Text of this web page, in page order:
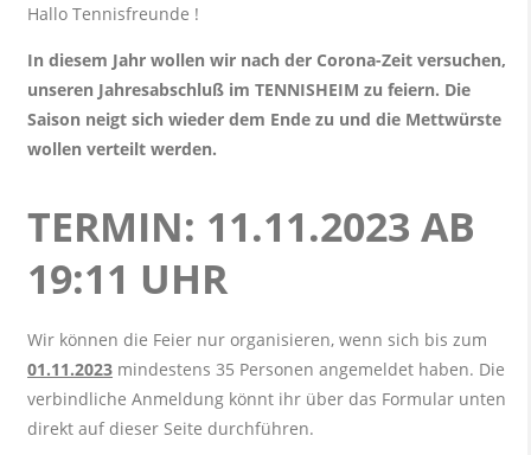
Hallo Tennisfreunde !
In diesem Jahr wollen wir nach der Corona-Zeit versuchen,
unseren Jahresabschluß im TENNISHEIM zu feiern. Die
Saison neigt sich wieder dem Ende zu und die Mettwürste
wollen verteilt werden.
TERMIN: 11.11.2023 AB
19:11 UHR
Wir können die Feier nur organisieren, wenn sich bis zum
01.11.2023 mindestens 35 Personen angemeldet haben. Die
verbindliche Anmeldung könnt ihr über das Formular unten
direkt auf dieser Seite durchführen.